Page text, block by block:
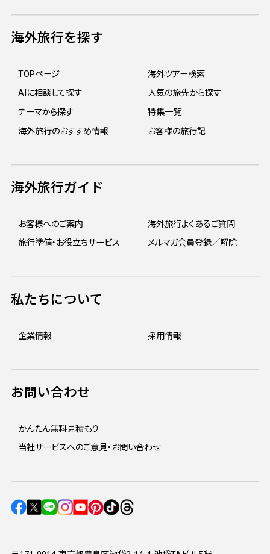
海外旅行を探す
TOPページ
海外ツアー検索
AIに相談して探す
人気の旅先から探す
テーマから探す
特集一覧
海外旅行のおすすめ情報
お客様の旅行記
海外旅行ガイド
お客様へのご案内
海外旅行よくあるご質問
旅行準備・お役立ちサービス
メルマガ会員登録／解除
私たちについて
企業情報 採用情報
お問い合わせ
かんたん無料見積もり
当社サービスへのご意見・お問い合わせ